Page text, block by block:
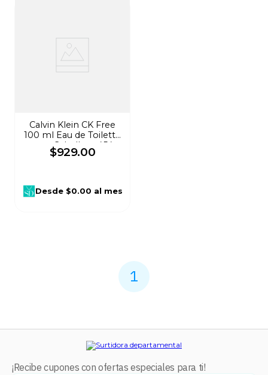
Calvin Klein CK Free
100 ml Eau de Toilette
para Caballero 454
$929.00
Desde$0.00 al mes
1
¡Recibe cupones con ofertas especiales para ti!